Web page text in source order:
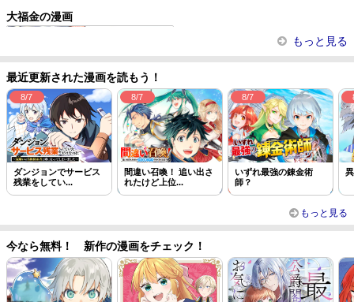
大福金の漫画
もっと見る
最近更新された漫画を読もう！
8/7
ダンジョンでサービス
残業をしてい...
8/7
間違い召喚！ 追い出さ
れたけど上位...
8/7
いずれ最強の錬金術
師？
もっと見る
今なら無料！ 新作の漫画をチェック！